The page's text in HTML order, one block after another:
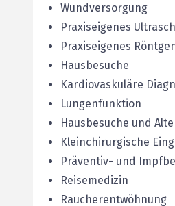
Wundversorgung
Praxiseigenes
Praxiseigenes
Hausbesuche
Kardiovaskuläre
Lungenfunktion
Hausbesuche und
Kleinchirurgische
Präventiv- und
Reisemedizin
Raucherentwöhnung